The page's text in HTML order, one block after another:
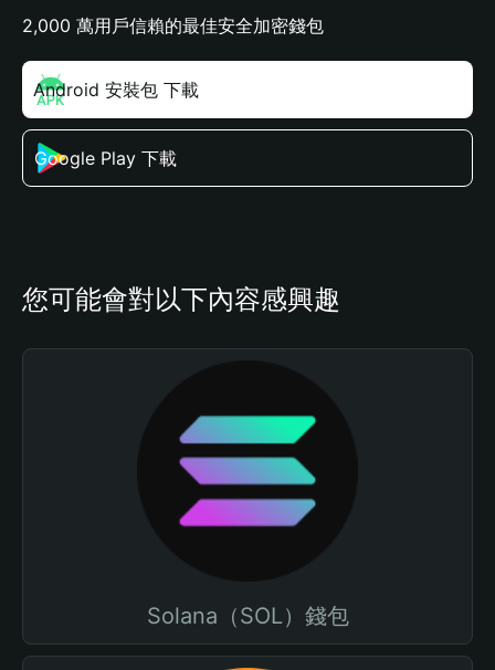
2,000 萬用戶信賴的最佳安全加密錢包
Android 安裝包 下載
Google Play 下載
您可能會對以下內容感興趣
Solana（SOL）錢包